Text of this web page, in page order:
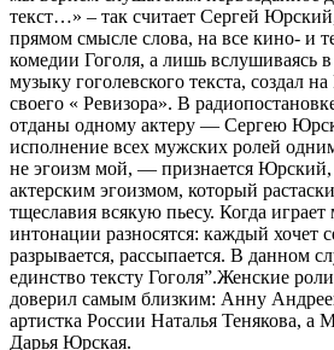
текст…» – так считает Сергей
прямом смысле слова, на все кино- и
комедии Гоголя, а лишь вслушиваясь
музыку гоголевского текста, создал
своего « Ревизора». В
отданы одному актеру — Сергею
исполнение всех мужских ролей
не эгоизм мой, — признается
актерским эгоизмом, который
тщеславия всякую пьесу. Когда играет
интонации разносятся: каждый хочет
разрывается, рассыпается. В данном
единство тексту Гоголя”.Женские
доверил самым близким: Анну
артистка России Наталья Тенякова,
Дарья Юрская.